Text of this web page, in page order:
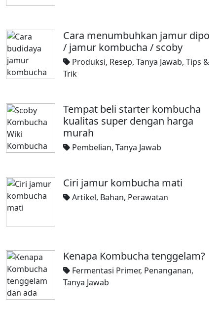
Cara menumbuhkan jamur dipo
/ jamur kombucha / scoby
Produksi, Resep, Tanya Jawab, Tips &
Trik
Tempat beli starter kombucha
kualitas super dengan harga
murah
Pembelian, Tanya Jawab
Ciri jamur kombucha mati
Artikel, Bahan, Perawatan
Kenapa Kombucha tenggelam?
Fermentasi Primer, Penanganan,
Tanya Jawab